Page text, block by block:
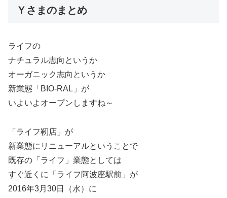
Ｙさまのまとめ
ライフの
ナチュラル志向というか
オーガニック志向というか
新業態「BIO-RAL」が
いよいよオープンしますね～
「ライフ靭店」が
新業態にリニューアルということで
既存の「ライフ」業態としては
すぐ近くに「ライフ阿波座駅前」が
2016年3月30日（水）に